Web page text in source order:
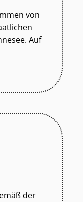
von
Auf
der